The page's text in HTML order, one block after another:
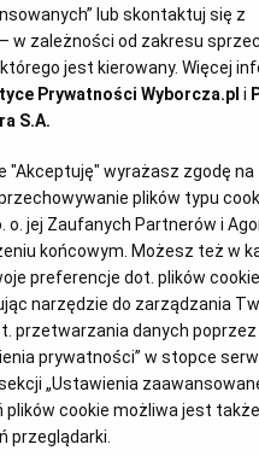
DIPY I INNE DODATKI
KUCHNIA INDYJSKA
HISZPAŃSKA
NIEMIECKA
WIELKOPOLSKI
KALISZ
KATOWICE
KIELCE
KOSZALIN
KRAKÓW
TYLKO ZDROWIE
MAGAZYN DO
NASZA EUROPA
MAGAZYN O JĘZYKU
JUTRONAUCI
ARCHIWUM
INNE SERWISY
GAZETA.PL
TOK FM
SPORT.PL
& Millau Polska 2020 to
lub skontaktuj się z
w zależności od zakresu
jest kierowany. Więcej
Prywatności Wyborcza.pl i
S.A.
"Akceptuję" wyrażasz zgodę na
plików typu
o. jej Zaufanych Partnerów i
końcowym. Możesz też w
preferencje dot. plików
narzędzie do zarządzania
przetwarzania danych poprzez
prywatności” w stopce
„Ustawienia
plików cookie możliwa jest
przeglądarki.